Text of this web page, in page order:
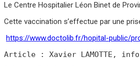
Le Centre Hospitalier Léon Binet de
Cette vaccination s’effectue par une
https://www.doctolib.fr/hopital-public/
Article : Xavier LAMOTTE,